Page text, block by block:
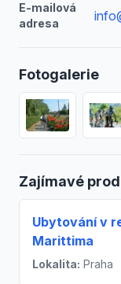
E-mailová
adresa
Fotogalerie
Zajímavé
Ubytování v
Marittima
Lokalita: Praha